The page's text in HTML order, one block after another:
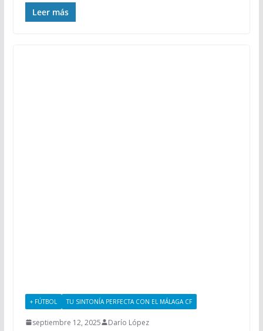
Leer más
+ FÚTBOL TU SINTONÍA PERFECTA CON EL MÁLAGA CF
septiembre 12, 2025 Darío López